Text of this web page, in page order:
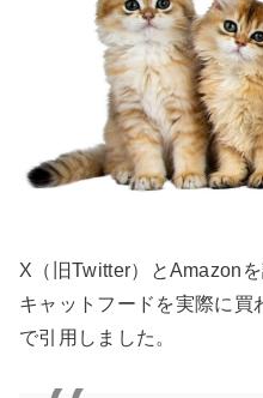
X（旧Twitter）とAmazon
キャットフードを実際に買
で引用しました。